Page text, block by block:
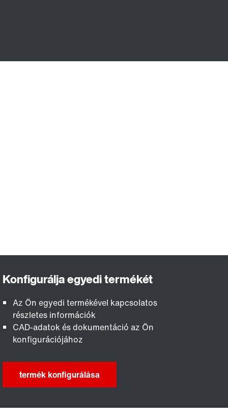
Az Ön egyedi termékével kapcsolatos
részletes információk
CAD-adatok és dokumentáció az Ön
konfigurációjához
termék konfigurálása